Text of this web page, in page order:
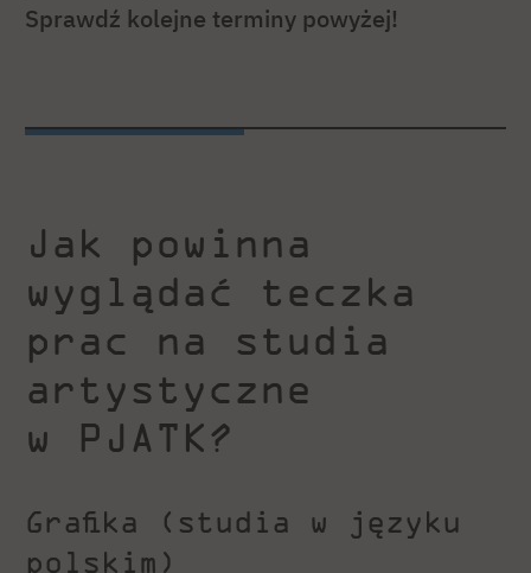
Sprawdź kolejne terminy powyżej!
Jak powinna
wyglądać teczka
prac na studia
artystyczne
w PJATK?
Grafika (studia w języku
polskim)